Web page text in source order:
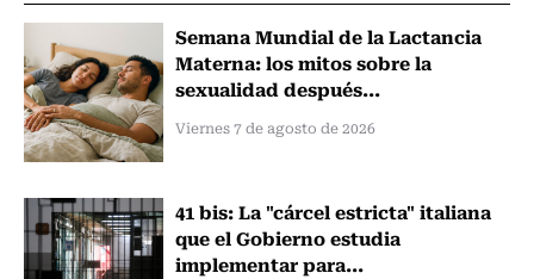
Semana Mundial de la Lactancia
Materna: los mitos sobre la
sexualidad después...
Viernes 7 de agosto de 2026
41 bis: La "cárcel estricta" italiana
que el Gobierno estudia
implementar para...